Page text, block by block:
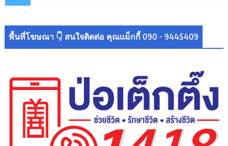
พื้นที่โฆษณา 👇 สนใจติดต่อ คุณแม็กกี้ 090 - 9445409